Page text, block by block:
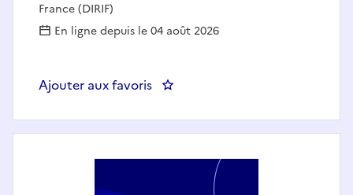
France (DIRIF)
En ligne depuis le 04 août 2026
Ajouter aux favoris : Chargé(e) de mission stratégie